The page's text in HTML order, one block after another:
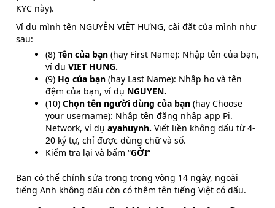
KYC này).
Ví dụ mình tên NGUYỄN VIỆT HƯNG, cài đặt của mình như
sau:
(8) Tên của bạn (hay First Name): Nhập tên của bạn,
ví dụ VIET HUNG.
(9) Họ của bạn (hay Last Name): Nhập họ và tên
đệm của bạn, ví dụ NGUYEN.
(10) Chọn tên người dùng của bạn (hay Choose
your username): Nhập tên đăng nhập app Pi.
Network, ví dụ ayahuynh. Viết liền không dấu từ 4-
20 ký tự, chỉ được dùng chữ và số.
Kiểm tra lại và bấm “GỞI“
Bạn có thể chỉnh sửa trong trong vòng 14 ngày, ngoài
tiếng Anh không dấu còn có thêm tên tiếng Việt có dấu.